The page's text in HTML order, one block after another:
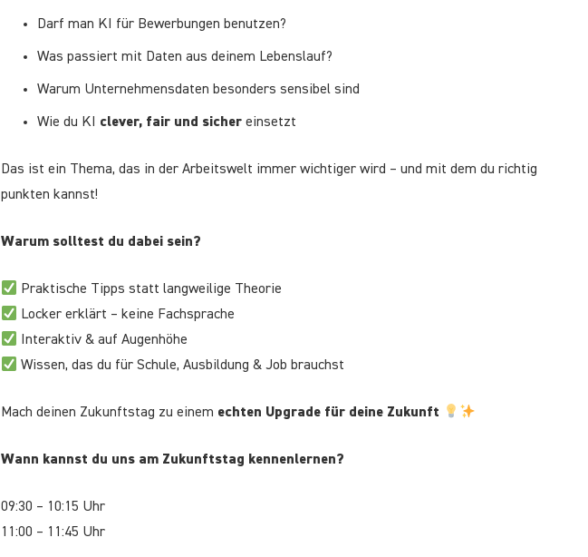
Darf man KI für Bewerbungen benutzen?
Was passiert mit Daten aus deinem Lebenslauf?
Warum Unternehmensdaten besonders sensibel sind
Wie du KI clever, fair und sicher einsetzt
Das ist ein Thema, das in der Arbeitswelt immer wichtiger wird – und mit dem du richtig
punkten kannst!
Warum solltest du dabei sein?
Praktische Tipps statt langweilige Theorie
Locker erklärt – keine Fachsprache
Interaktiv & auf Augenhöhe
Wissen, das du für Schule, Ausbildung & Job brauchst
Mach deinen Zukunftstag zu einem echten Upgrade für deine Zukunft
Wann kannst du uns am Zukunftstag kennenlernen?
09:30 – 10:15 Uhr
11:00 – 11:45 Uhr